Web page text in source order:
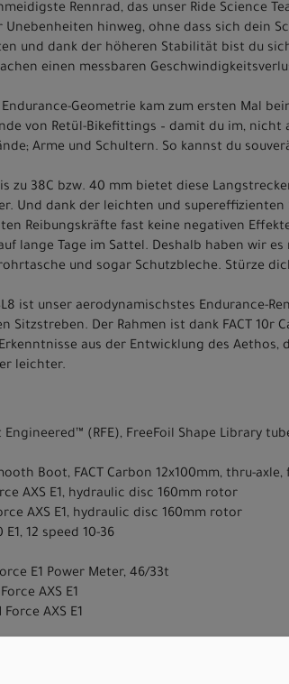
Rennrad, das unser Ride Science
hinweg, ohne dass sich dein
und dank der höheren Stabilität bist du
einen messbaren
Endurance-Geometrie kam zum ersten Mal
von Retül-Bikefittings – damit du im, nicht
Arme und Schultern. So kannst du
zu 38C bzw. 40 mm bietet diese
Und dank der leichten und supereffizienten
Reibungskräfte fast keine negativen
lange Tage im Sattel. Deshalb haben wir
und sogar Schutzbleche. Stürze
SL8 ist unser aerodynamischstes Endurance-
Sitzstreben. Der Rahmen ist dank FACT 10r
aus der Entwicklung des
leichter.
Engineered™ (RFE), FreeFoil Shape Library
Boot, FACT Carbon 12x100mm, thru-
AXS E1, hydraulic disc 160mm rotor
AXS E1, hydraulic disc 160mm rotor
E1, 12 speed 10-36
E1 Power Meter, 46/33t
AXS E1
Force AXS E1
Tire, 700x32, GRIPTON T2/T5
21mm internal width carbon rim tubeless